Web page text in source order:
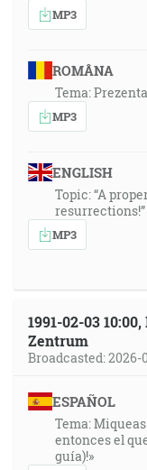
MP3
ROMÂNA
Tema:
MP3
ENGLISH
Topic: “A
resurrections!”
MP3
1991-02-03
Zentrum
Broadcasted: 2026-
ESPAÑOL
Tema:
entonces el
guía)!»